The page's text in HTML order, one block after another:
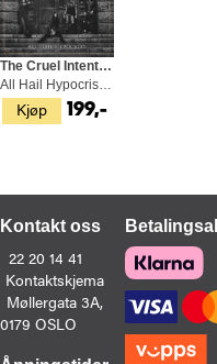
Kjøp
The Cruel Intentions
199,-
Kontakt oss
22 20 14 41
Kontaktskjema
Møllergata 3A,
0179 OSLO